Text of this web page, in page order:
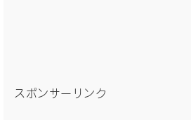
スポンサーリンク